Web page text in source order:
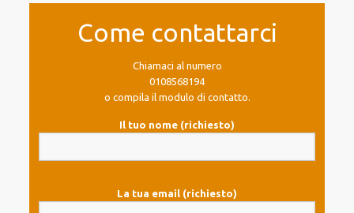
Come contattarci
Chiamaci al numero
0108568194
o compila il modulo di contatto.
Il tuo nome (richiesto)
La tua email (richiesto)